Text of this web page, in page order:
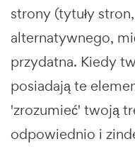
strony (tytuły
alternatywnego,
przydatna. Kiedy
posiadają te
'zrozumieć' twoją
odpowiednio i